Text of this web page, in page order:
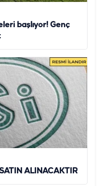
başlıyor! Genç
ALINACAKTIR